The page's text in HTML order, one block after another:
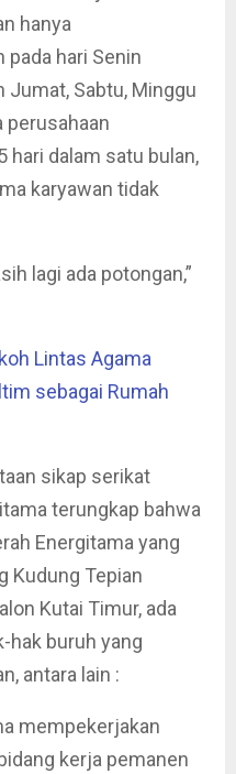
hanya
hari Senin
Jumat, Sabtu, Minggu
perusahaan
hari dalam satu bulan,
karyawan tidak
lagi ada potongan,”
Lintas Agama
sebagai Rumah
sikap serikat
terungkap bahwa
Energitama yang
Kudung Tepian
Kutai Timur, ada
hak buruh yang
antara lain :
mempekerjakan
kerja pemanen